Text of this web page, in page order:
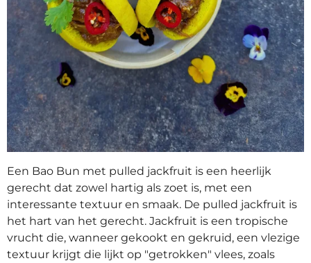
Een Bao Bun met pulled jackfruit is een heerlijk
gerecht dat zowel hartig als zoet is, met een
interessante textuur en smaak. De pulled jackfruit is
het hart van het gerecht. Jackfruit is een tropische
vrucht die, wanneer gekookt en gekruid, een vlezige
textuur krijgt die lijkt op "getrokken" vlees, zoals